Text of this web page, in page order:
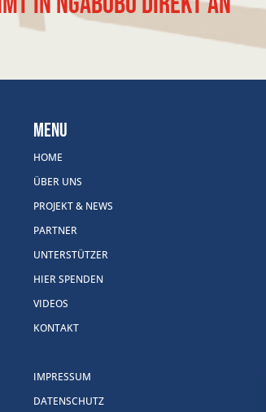
Menu
HOME
ÜBER UNS
PROJEKT & NEWS
PARTNER
UNTERSTÜTZER
HIER SPENDEN
VIDEOS
KONTAKT
IMPRESSUM
DATENSCHUTZ